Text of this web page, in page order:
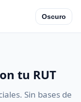
Oscuro
tu RUT
Sin bases de